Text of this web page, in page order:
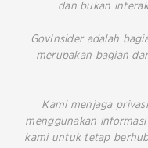
dan bukan
GovInsider adalah
merupakan bagian
Kami menjaga
menggunakan
kami untuk tetap